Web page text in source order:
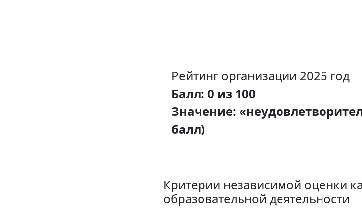
Рейтинг организации 2025 год
Балл: 0 из 100
Значение:
балл)
Критерии независимой оценки
образовательной деятельности